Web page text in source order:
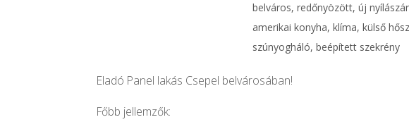
belváros, redőnyözött, új
amerikai konyha, klíma, külső
szúnyogháló, beépített szekrény
Eladó Panel lakás Csepel belvárosában!
Főbb jellemzők: